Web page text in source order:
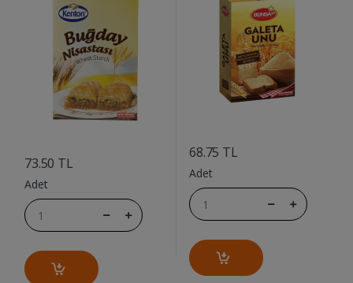
73.50 TL
Adet
68.75 TL
Adet